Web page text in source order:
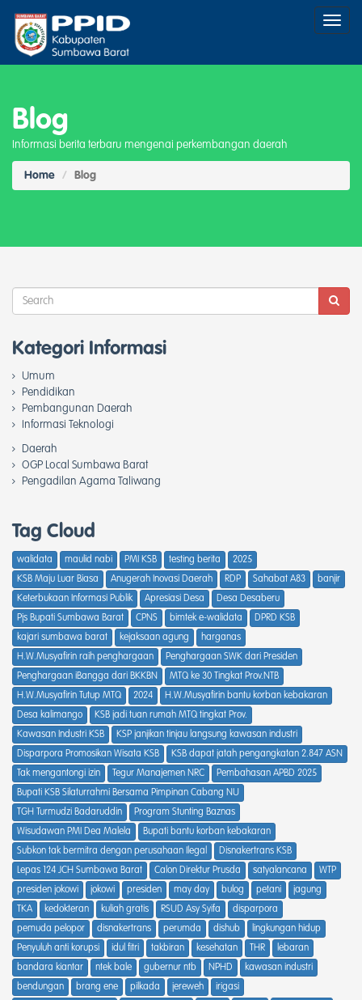
Toggle
Blog
Informasi berita terbaru mengenai perkembangan daerah
Home Blog
Kategori Informasi
Umum
Pendidikan
Pembangunan Daerah
Informasi Teknologi
Daerah
OGP Local Sumbawa Barat
Pengadilan Agama Taliwang
Tag Cloud
walidata maulid nabi PMI KSB testing berita
2025
KSB Maju Luar Biasa
Anugerah Inovasi Daerah RDP Sahabat A83
banjir
Keterbukaan Informasi Publik
Apresiasi Desa
Desa Desaberu
Pjs Bupati Sumbawa Barat
CPNS bimtek e-walidata
DPRD KSB
kajari sumbawa barat
kejaksaan agung
harganas
H.W.Musyafirin raih penghargaan
Penghargaan SWK dari Presiden
Penghargaan iBangga dari BKKBN
MTQ ke 30 Tingkat Prov.NTB
H.W.Musyafirin Tutup MTQ
2024
H.W.Musyafirin bantu korban kebakaran
Desa kalimango
KSB jadi tuan rumah MTQ tingkat Prov.
Kawasan Industri KSB
KSP janjikan tinjau langsung kawasan industri
Disparpora Promosikan Wisata KSB
KSB dapat jatah pengangkatan 2.847 ASN
Tak mengantongi izin
Tegur Manajemen NRC
Pembahasan APBD 2025
Bupati KSB Silaturrahmi Bersama Pimpinan Cabang NU
TGH Turmudzi Badaruddin
Program Stunting Baznas
Wisudawan PMI Dea Malela
Bupati bantu korban kebakaran
Subkon tak bermitra dengan perusahaan Ilegal
Disnakertrans KSB
Lepas 124 JCH Sumbawa Barat
Calon Direktur Prusda satyalancana
WTP
presiden jokowi
jokowi presiden may day bulog petani
jagung
TKA
kedokteran kuliah gratis RSUD Asy Syifa
disparpora
pemuda pelopor
disnakertrans perumda dishub
lingkungan hidup
Penyuluh anti korupsi
idul fitri takbiran kesehatan THR
lebaran
bandara kiantar
ntek bale gubernur ntb NPHD
kawasan industri
bendungan
brang ene pilkada jereweh
irigasi